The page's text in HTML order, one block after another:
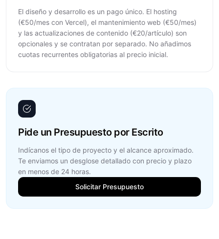
El diseño y desarrollo es un pago único. El hosting
(€50/mes con Vercel), el mantenimiento web (€50/mes)
y las actualizaciones de contenido (€20/artículo) son
opcionales y se contratan por separado. No añadimos
cuotas recurrentes obligatorias al precio inicial.
Pide un Presupuesto por Escrito
Indícanos el tipo de proyecto y el alcance aproximado.
Te enviamos un desglose detallado con precio y plazo
en menos de 24 horas.
Solicitar Presupuesto